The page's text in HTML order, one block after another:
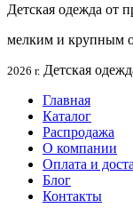
Детская одежда от
мелким и крупным
2026 г. Детская
Главная
Каталог
Распродажа
О компании
Оплата и
Блог
Контакты